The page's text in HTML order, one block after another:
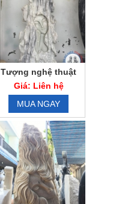
Tượng nghệ thuật
đá phong thủy
Giá: Liên hệ
MUA NGAY